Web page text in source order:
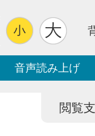
音声読み上げ
閲覧